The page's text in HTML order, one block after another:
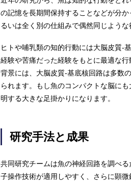
の記憶を長期間保持することなどが分
るいは全く別の仕組みで偶然同じよう
ヒトや哺乳類の知的行動には大脳皮質-
経験や苦痛だった経験をもとに最適な
背景には、大脳皮質-基底核回路は多数
られます。もし魚のコンパクトな脳に
明する大きな足掛かりになります。
研究手法と成果
共同研究チームは魚の神経回路を調べ
子操作技術が適用しやすく、さらに顕